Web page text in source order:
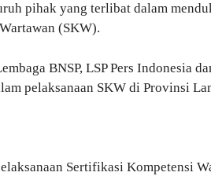
pihak yang terlibat dalam
(SKW).
BNSP, LSP Pers Indonesia
pelaksanaan SKW di Provinsi
Sertifikasi Kompetensi